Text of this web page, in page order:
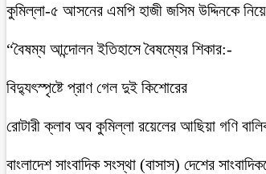
কুমিল্লা-৫ আসনের এমপি হাজী জসিম উদ্দিনকে
“বৈষম্য আন্দোলন ইতিহাসে বৈষম্যের শিকার:-
বিদ্যুৎস্পৃষ্টে প্রাণ গেল দুই কিশোরের
রোটারী ক্লাব অব কুমিল্লা রয়েলের আছিয়া গণি
বাংলাদেশ সাংবাদিক সংস্থা (বাসাস) দেশের